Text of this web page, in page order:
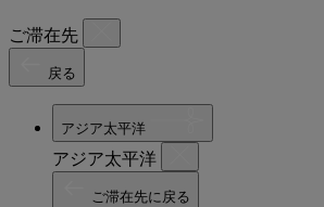
ご滞在先
戻る
アジア太平洋
アジア太平洋
ご滞在先に戻る